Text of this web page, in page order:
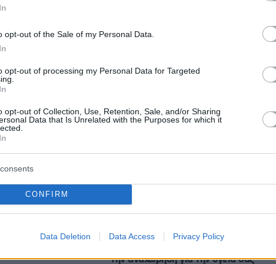
opt-out of the Sale of my Personal Data.
opt-out of processing my Personal Data for Targeted
opt-out of Collection, Use, Retention, Sale, and/or Sharing
Data that Is Unrelated with the Purposes for which it
CONFIRM
Data Deletion Data Access Privacy Policy
στοProtothema.gr
ΕιδήσειςΔημοφιλήΣχολιασμένα
είναι τόσο
Ετοιμάζεστε για ταξίδι σε άλλη
την αναχώρηση για την υγεία σας